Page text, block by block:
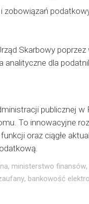
Skarbowy
dla
publicznej
To innowacyjne
oraz ciągłe
, ministerstwo finansów,
, bankowość